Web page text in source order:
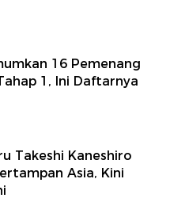
16 Pemenang
1, Ini Daftarnya
Takeshi Kaneshiro
Asia, Kini